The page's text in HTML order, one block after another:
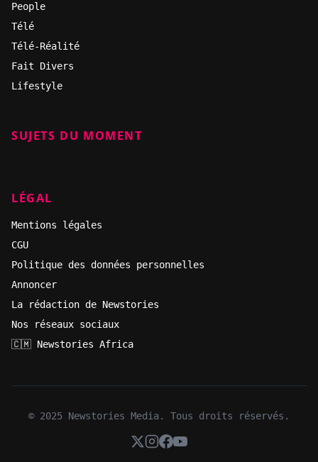
People
Télé
Télé-Réalité
Fait Divers
Lifestyle
SUJETS DU MOMENT
LÉGAL
Mentions légales
CGU
Politique des données personnelles
Annoncer
La rédaction de Newstories
Nos réseaux sociaux
🇨🇲 Newstories Africa
© 2025 Newstories Media. Tous droits réservés.